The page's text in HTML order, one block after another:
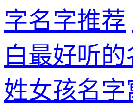
字名字推荐
白最好听的
姓女孩名字